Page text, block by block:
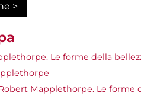
>
Le forme della
Mapplethorpe. Le forme